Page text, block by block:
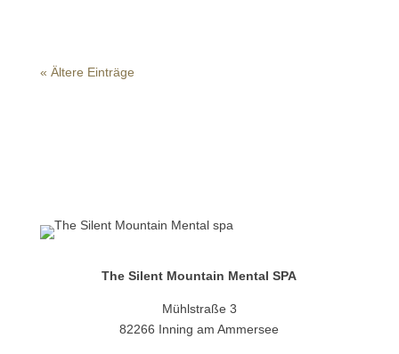
« Ältere Einträge
The Silent Mountain Mental SPA
Mühlstraße 3
82266 Inning am Ammersee